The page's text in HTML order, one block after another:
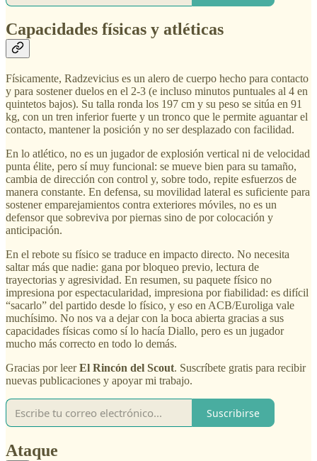
Capacidades físicas y atléticas
Físicamente, Radzevicius es un alero de cuerpo hecho para contacto
y para sostener duelos en el 2-3 (e incluso minutos puntuales al 4 en
quintetos bajos). Su talla ronda los 197 cm y su peso se sitúa en 91
kg, con un tren inferior fuerte y un tronco que le permite aguantar el
contacto, mantener la posición y no ser desplazado con facilidad.
En lo atlético, no es un jugador de explosión vertical ni de velocidad
punta élite, pero sí muy funcional: se mueve bien para su tamaño,
cambia de dirección con control y, sobre todo, repite esfuerzos de
manera constante. En defensa, su movilidad lateral es suficiente para
sostener emparejamientos contra exteriores móviles, no es un
defensor que sobreviva por piernas sino de por colocación y
anticipación.
En el rebote su físico se traduce en impacto directo. No necesita
saltar más que nadie: gana por bloqueo previo, lectura de
trayectorias y agresividad. En resumen, su paquete físico no
impresiona por espectacularidad, impresiona por fiabilidad: es difícil
“sacarlo” del partido desde lo físico, y eso en ACB/Euroliga vale
muchísimo. No nos va a dejar con la boca abierta gracias a sus
capacidades físicas como sí lo hacía Diallo, pero es un jugador
mucho más correcto en todo lo demás.
Gracias por leerEl Rincón del Scout. Suscríbete gratis para recibir
nuevas publicaciones y apoyar mi trabajo.
Suscribirse
Ataque